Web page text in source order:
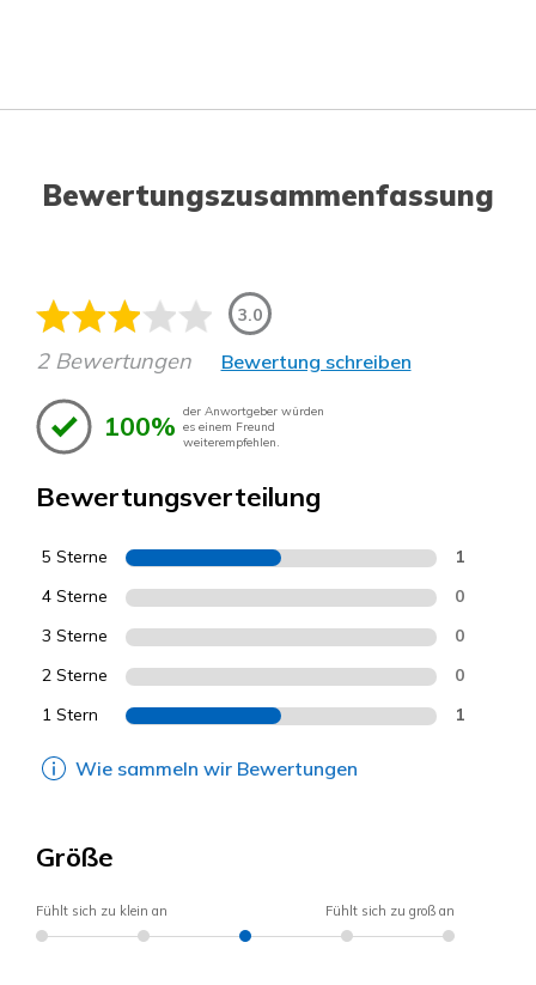
Bewertungszusammenfassung
3.0
2 Bewertungen Bewertung schreiben
100% der Anwortgeber würden
es einem Freund
weiterempfehlen.
Bewertungsverteilung
5 Sterne 1
4 Sterne 0
3 Sterne 0
2 Sterne 0
1 Stern 1
Wie sammeln wir Bewertungen
Größe
Fühlt sich zu klein an Fühlt sich zu groß an